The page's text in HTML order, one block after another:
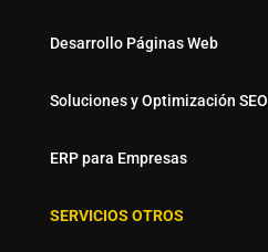
Desarrollo Páginas Web
Soluciones y Optimización SEO
ERP para Empresas
SERVICIOS OTROS